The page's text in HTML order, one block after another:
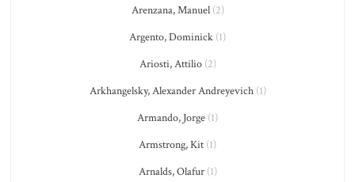
Arenzana, Manuel(2)
Argento, Dominick (1)
Ariosti, Attilio(2)
Arkhangelsky, Alexander Andreyevich(1)
Armando, Jorge (1)
Armstrong, Kit (1)
Arnalds, Olafur(1)